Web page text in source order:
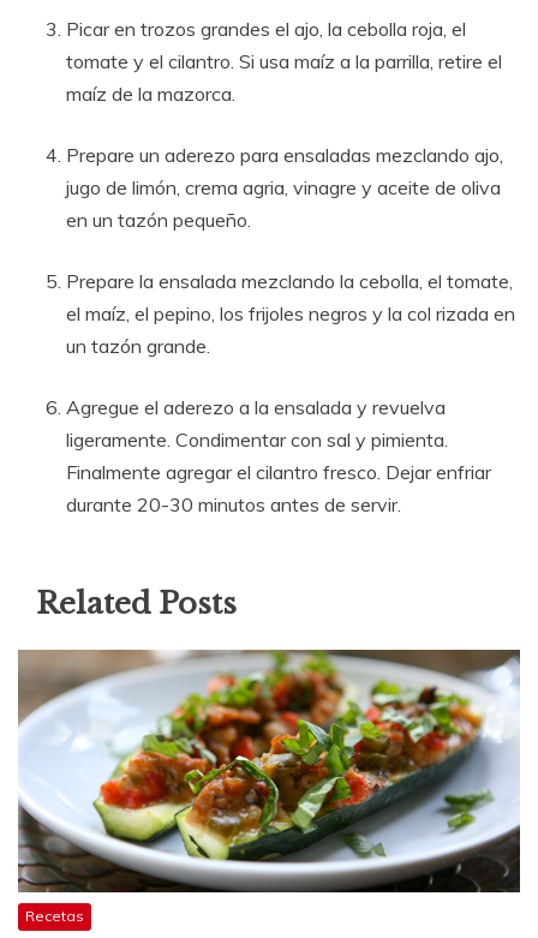
Picar en trozos grandes el ajo, la cebolla roja, el
tomate y el cilantro. Si usa maíz a la parrilla, retire el
maíz de la mazorca.
Prepare un aderezo para ensaladas mezclando ajo,
jugo de limón, crema agria, vinagre y aceite de oliva
en un tazón pequeño.
Prepare la ensalada mezclando la cebolla, el tomate,
el maíz, el pepino, los frijoles negros y la col rizada en
un tazón grande.
Agregue el aderezo a la ensalada y revuelva
ligeramente. Condimentar con sal y pimienta.
Finalmente agregar el cilantro fresco. Dejar enfriar
durante 20-30 minutos antes de servir.
Related Posts
Recetas